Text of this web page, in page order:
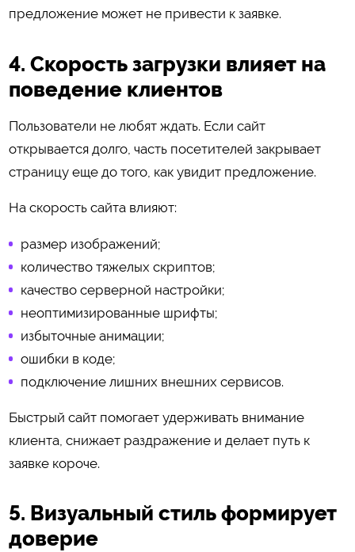
предложение может не привести к заявке.
4. Скорость загрузки влияет на
поведение клиентов
Пользователи не любят ждать. Если сайт
открывается долго, часть посетителей закрывает
страницу еще до того, как увидит предложение.
На скорость сайта влияют:
размер изображений;
количество тяжелых скриптов;
качество серверной настройки;
неоптимизированные шрифты;
избыточные анимации;
ошибки в коде;
подключение лишних внешних сервисов.
Быстрый сайт помогает удерживать внимание
клиента, снижает раздражение и делает путь к
заявке короче.
5. Визуальный стиль формирует
доверие